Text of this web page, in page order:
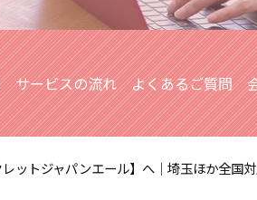
サービスの流れ よくあるご質問
ットジャパンエール】へ｜埼玉ほか全国対